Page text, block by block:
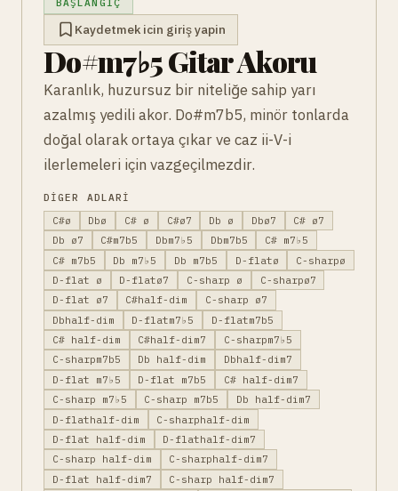
BAŞLANGIÇ
Kaydetmek icin giriş yapin
Do#m7♭5 Gitar Akoru
Karanlık, huzursuz bir niteliğe sahip yarı
azalmış yedili akor. Do#m7b5, minör tonlarda
doğal olarak ortaya çıkar ve caz ii-V-i
ilerlemeleri için vazgeçilmezdir.
DIGER ADLARI
C#ø
Dbø C# ø C#ø7 Db ø Dbø7
C# ø7
Db ø7
C#m7b5 Dbm7♭5 Dbm7b5
C# m7♭5
C# m7b5
Db m7♭5 Db m7b5 D-flatø
C-sharpø
D-flat ø
D-flatø7 C-sharp ø
C-sharpø7
D-flat ø7
C#half-dim
C-sharp ø7
Dbhalf-dim
D-flatm7♭5
D-flatm7b5
C# half-dim
C#half-dim7
C-sharpm7♭5
C-sharpm7b5
Db half-dim
Dbhalf-dim7
D-flat m7♭5
D-flat m7b5
C# half-dim7
C-sharp m7♭5
C-sharp m7b5
Db half-dim7
D-flathalf-dim
C-sharphalf-dim
D-flat half-dim
D-flathalf-dim7
C-sharp half-dim
C-sharphalf-dim7
D-flat half-dim7
C-sharp half-dim7